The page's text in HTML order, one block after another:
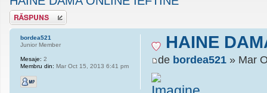
Scrie un răspuns
HAINE
de bordea521 » Mar
bordea521
Junior Member
Mesaje: 2
Membru din: Mar Oct 15, 2013 6:41 pm